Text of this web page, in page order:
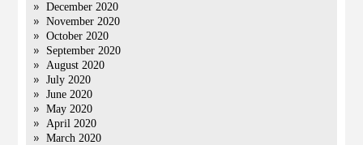
December 2020
November 2020
October 2020
September 2020
August 2020
July 2020
June 2020
May 2020
April 2020
March 2020